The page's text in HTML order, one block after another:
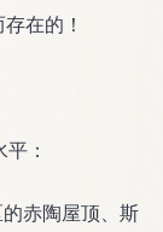
在的！
：
赤陶屋顶、斯